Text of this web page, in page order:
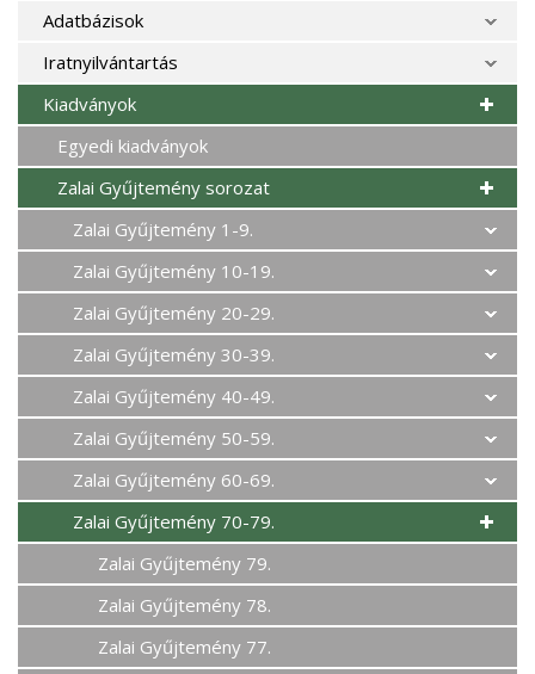
Adatbázisok
Iratnyilvántartás
Kiadványok
Egyedi kiadványok
Zalai Gyűjtemény sorozat
Zalai Gyűjtemény 1-9.
Zalai Gyűjtemény 10-19.
Zalai Gyűjtemény 20-29.
Zalai Gyűjtemény 30-39.
Zalai Gyűjtemény 40-49.
Zalai Gyűjtemény 50-59.
Zalai Gyűjtemény 60-69.
Zalai Gyűjtemény 70-79.
Zalai Gyűjtemény 79.
Zalai Gyűjtemény 78.
Zalai Gyűjtemény 77.